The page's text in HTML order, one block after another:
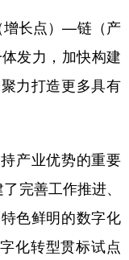
长点）—链（产
发力，加快构建
力打造更多具有
产业优势的重要
完善工作推进、
色鲜明的数字化
化转型贯标试点